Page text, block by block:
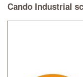
Cando Industrial